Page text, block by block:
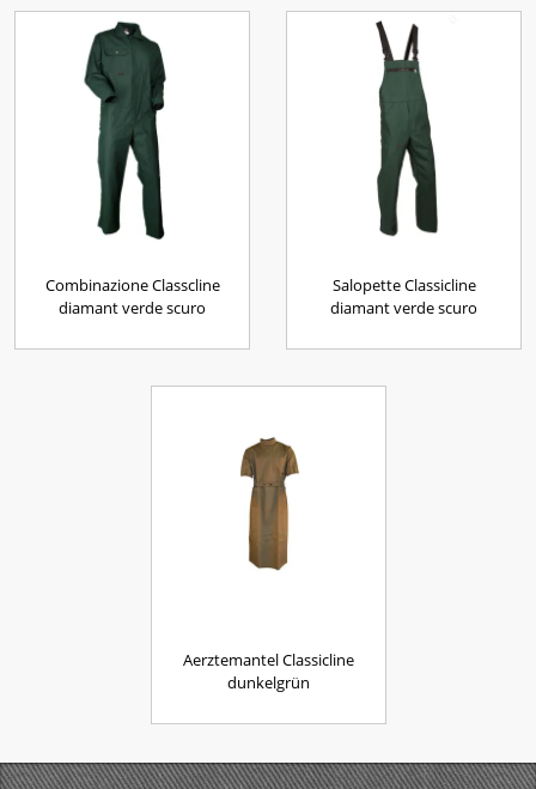
Combinazione Classcline
diamant verde scuro
Salopette Classicline
diamant verde scuro
Aerztemantel Classicline
dunkelgrün